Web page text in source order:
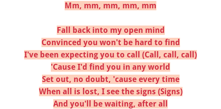
Mm, mm, mm, mm, mm
Fall back into my open mind
Convinced you won't be hard to find
I've been expecting you to call (Call, call, call)
'Cause I'd find you in any world
Set out, no doubt, 'cause every time
When all is lost, I see the signs (Signs)
And you'll be waiting, after all